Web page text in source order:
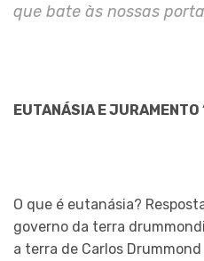
que bate às nossas
EUTANÁSIA E JURAMENTO
O que é eutanásia?
governo da terra
a terra de Carlos